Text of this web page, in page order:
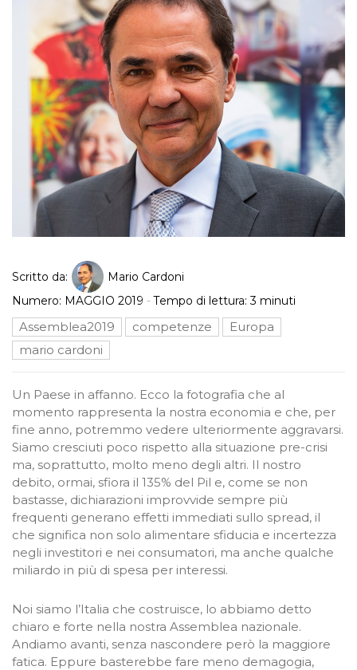
Scritto da:
Mario Cardoni
Numero: MAGGIO 2019 -Tempo di lettura: 3 minuti
Assemblea2019 competenze
Europa
mario cardoni
Un Paese in affanno. Ecco la fotografia che al
momento rappresenta la nostra economia e che, per
fine anno, potremmo vedere ulteriormente aggravarsi.
Siamo cresciuti poco rispetto alla situazione pre-crisi
ma, soprattutto, molto meno degli altri. Il nostro
debito, ormai, sfiora il 135% del Pil e, come se non
bastasse, dichiarazioni improvvide sempre più
frequenti generano effetti immediati sullo spread, il
che significa non solo alimentare sfiducia e incertezza
negli investitori e nei consumatori, ma anche qualche
miliardo in più di spesa per interessi.
Noi siamo l’Italia che costruisce, lo abbiamo detto
chiaro e forte nella nostra Assemblea nazionale.
Andiamo avanti, senza nascondere però la maggiore
fatica. Eppure basterebbe fare meno demagogia,